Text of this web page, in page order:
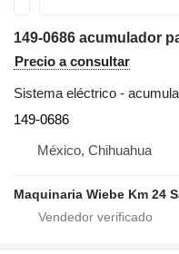
Precio a consultar
Sistema eléctrico -
149-0686
México, Chihuahua
Maquinaria Wiebe Km 24